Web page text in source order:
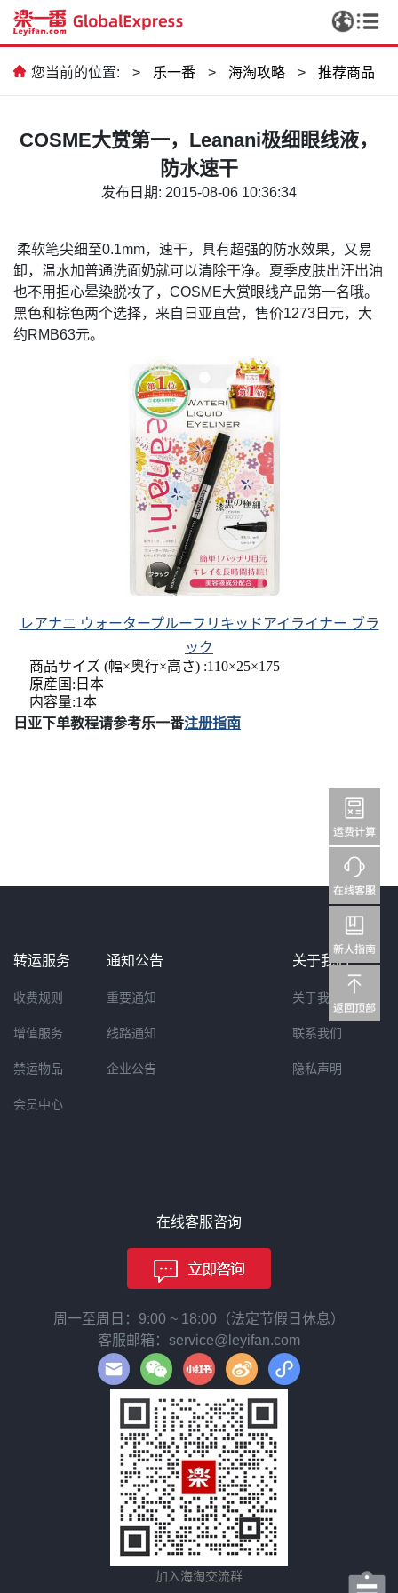
您当前的位置: > 乐一番 > 海淘攻略 > 推荐商品
COSME大赏第一，Leanani极细眼线液，
防水速干
发布日期: 2015-08-06 10:36:34
柔软笔尖细至0.1mm，速干，具有超强的防水效果，又易
卸，温水加普通洗面奶就可以清除干净。夏季皮肤出汗出油
也不用担心晕染脱妆了， COSME大赏眼线产品第一名哦。
黑色和棕色两个选择，来自日亚直营，售价1273 日元，大
约RMB63元。
レアナニ ウォータープルーフリキッドアイライナー ブラ
ック
商品サイズ (幅×奥行×高さ) :110×25×175
原産国:日本
内容量:1本
日亚下单教程请参考乐一番注册指南
转运服务
收费规则
增值服务
禁运物品
会员中心
通知公告
重要通知
线路通知
企业公告
关于我们
关于我们
联系我们
隐私声明
在线客服咨询
周一至周日：9:00 ~ 18:00（法定节假日休息）
客服邮箱：service@leyifan.com
加入海淘交流群